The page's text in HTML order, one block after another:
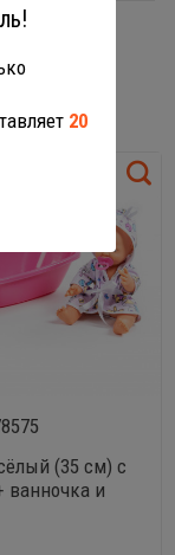
(35 см) с
ванночка и
20